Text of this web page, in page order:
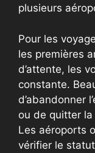
plusieurs
Pour les
les premières
d’attente, les
constante.
d’abandonner
ou de quitter la
Les aéroports
vérifier le